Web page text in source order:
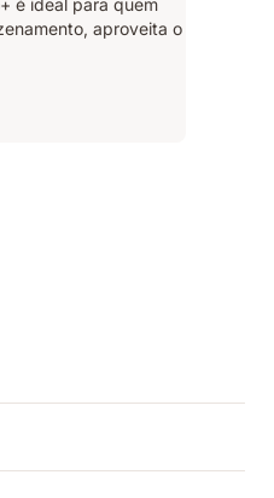
é ideal para quem
aproveita o